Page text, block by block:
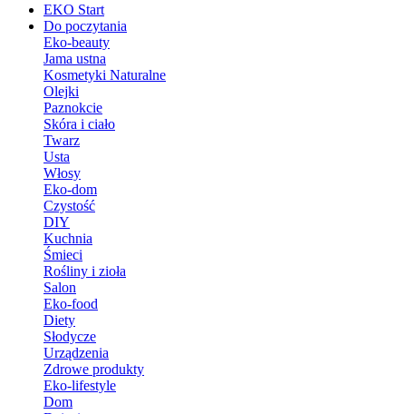
EKO Start
Do poczytania
Eko-beauty
Jama ustna
Kosmetyki Naturalne
Olejki
Paznokcie
Skóra i ciało
Twarz
Usta
Włosy
Eko-dom
Czystość
DIY
Kuchnia
Śmieci
Rośliny i zioła
Salon
Eko-food
Diety
Słodycze
Urządzenia
Zdrowe produkty
Eko-lifestyle
Dom